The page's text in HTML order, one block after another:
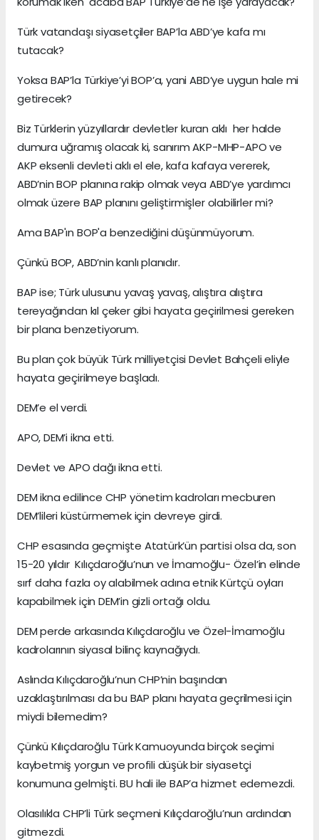
Türk vatandaşı siyasetçiler BAP’la ABD’ye kafa mı
tutacak?
Yoksa BAP’la Türkiye’yi BOP’a, yani ABD’ye uygun hale mi
getirecek?
Biz Türklerin yüzyıllardır devletler kuran aklı her halde
dumura uğramış olacak ki, sanırım AKP-MHP-APO ve
AKP eksenli devleti aklı el ele, kafa kafaya vererek,
ABD’nin BOP planına rakip olmak veya ABD’ye yardımcı
olmak üzere BAP planını geliştirmişler olabilirler mi?
Ama BAP'ın BOP'a benzediğini düşünmüyorum.
Çünkü BOP, ABD’nin kanlı planıdır.
BAP ise; Türk ulusunu yavaş yavaş, alıştıra alıştıra
tereyağından kıl çeker gibi hayata geçirilmesi gereken
bir plana benzetiyorum.
Bu plan çok büyük Türk milliyetçisi Devlet Bahçeli eliyle
hayata geçirilmeye başladı.
DEM’e el verdi.
APO, DEM’i ikna etti.
Devlet ve APO dağı ikna etti.
DEM ikna edilince CHP yönetim kadroları mecburen
DEM’lileri küstürmemek için devreye girdi.
CHP esasında geçmişte Atatürk’ün partisi olsa da, son
15-20 yıldır Kılıçdaroğlu’nun ve İmamoğlu- Özel’in elinde
sırf daha fazla oy alabilmek adına etnik Kürtçü oyları
kapabilmek için DEM’in gizli ortağı oldu.
DEM perde arkasında Kılıçdaroğlu ve Özel-İmamoğlu
kadrolarının siyasal bilinç kaynağıydı.
Aslında Kılıçdaroğlu’nun CHP’nin başından
uzaklaştırılması da bu BAP planı hayata geçrilmesi için
miydi bilemedim?
Çünkü Kılıçdaroğlu Türk Kamuoyunda birçok seçimi
kaybetmiş yorgun ve profili düşük bir siyasetçi
konumuna gelmişti. BU hali ile BAP’a hizmet edemezdi.
Olasılıkla CHP’li Türk seçmeni Kılıçdaroğlu’nun ardından
gitmezdi.